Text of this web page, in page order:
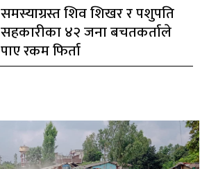
समस्याग्रस्त शिव शिखर र पशुपति
सहकारीका ४२ जना बचतकर्ताले
पाए रकम फिर्ता